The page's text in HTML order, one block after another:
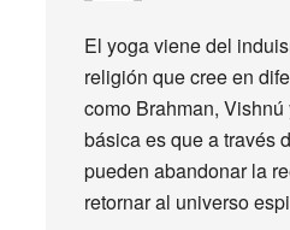
El yoga viene del
religión que cree en
como Brahman,
básica es que a través
pueden abandonar la
retornar al universo